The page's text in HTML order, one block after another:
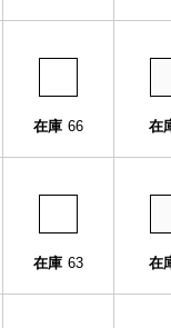
在庫 66 在
在庫 63 在